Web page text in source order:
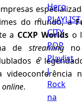
Hero
PLAYLIST
CITY
POP
Playlist
J
Rock
na
do mundo, a
a CCXP Worldso
de streamingno
e
online.